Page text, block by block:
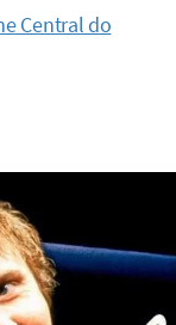
Central do